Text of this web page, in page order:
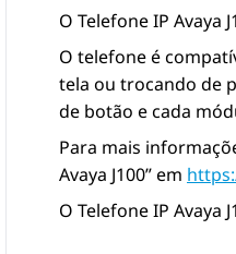
O Telefone IP Avaya
O telefone é
tela ou trocando de
de botão e cada
Para mais
Avaya J100” em
O Telefone IP Avaya